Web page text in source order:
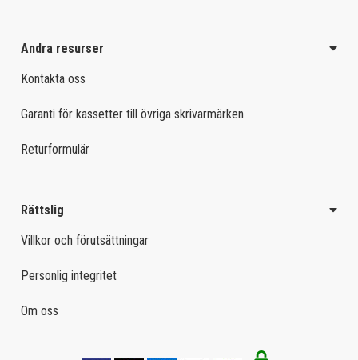
Andra resurser
Kontakta oss
Garanti för kassetter till övriga skrivarmärken
Returformulär
Rättslig
Villkor och förutsättningar
Personlig integritet
Om oss